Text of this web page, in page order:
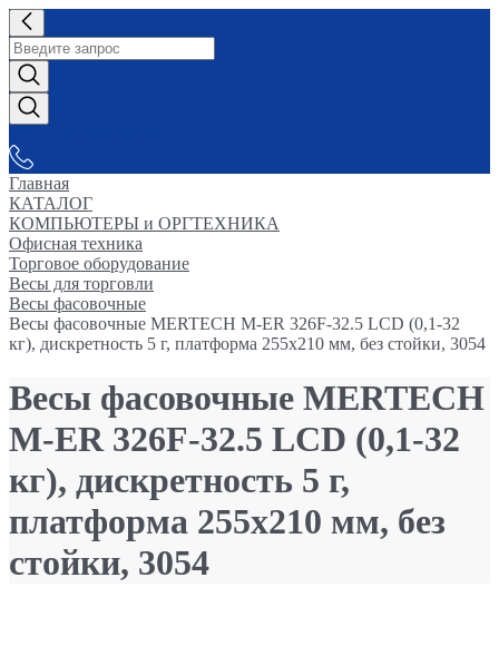
Главная
КАТАЛОГ
КОМПЬЮТЕРЫ и ОРГТЕХНИКА
Офисная техника
Торговое оборудование
Весы для торговли
Весы фасовочные
Весы фасовочные MERTECH M-ER 326F-32.5 LCD (0,1-32
кг), дискретность 5 г, платформа 255x210 мм, без стойки, 3054
Весы фасовочные MERTECH
M-ER 326F-32.5 LCD (0,1-32
кг), дискретность 5 г,
платформа 255x210 мм, без
стойки, 3054